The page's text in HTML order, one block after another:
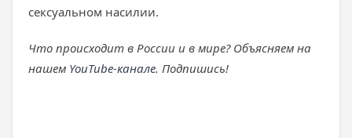
сексуальном насилии.
Что происходит в России и в мире? Объясняем на
нашем YouTube-канале. Подпишись!